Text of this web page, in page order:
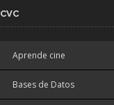
CVC
Aprende cine
Bases de Datos